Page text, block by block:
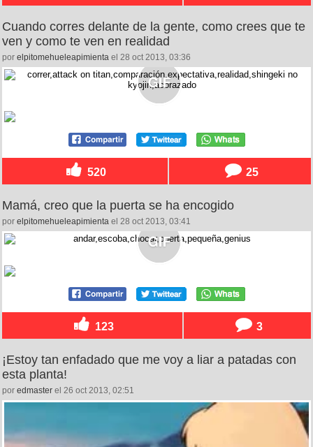
Cuando corres delante de la gente, como crees que te
ven y como te ven en realidad
por elpitomehueleapimienta el 28 oct 2013, 03:36
520 25
Mamá, creo que la puerta se ha encogido
por elpitomehueleapimienta el 28 oct 2013, 03:41
123 3
¡Estoy tan enfadado que me voy a liar a patadas con
esta planta!
por edmaster el 26 oct 2013, 02:51